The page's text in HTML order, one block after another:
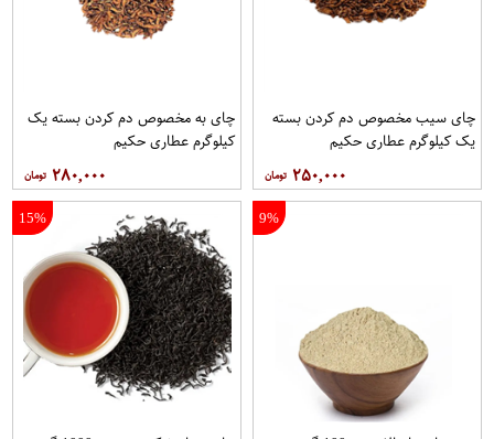
چای سیب مخصوص دم کردن بسته
یک کیلوگرم عطاری حکیم
۲۵۰,۰۰۰
چای به مخصوص دم کردن بسته یک
کیلوگرم عطاری حکیم
۲۸۰,۰۰۰
9%
15%